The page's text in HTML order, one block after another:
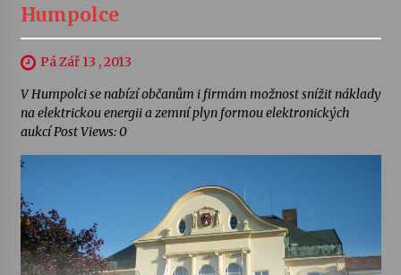
Humpolce
Pá Zář 13 , 2013
V Humpolci se nabízí občanům i firmám možnost snížit náklady
na elektrickou energii a zemní plyn formou elektronických
aukcí Post Views: 0